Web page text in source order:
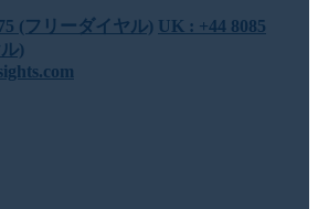
(フリーダイヤル) UK : +44 8085
)